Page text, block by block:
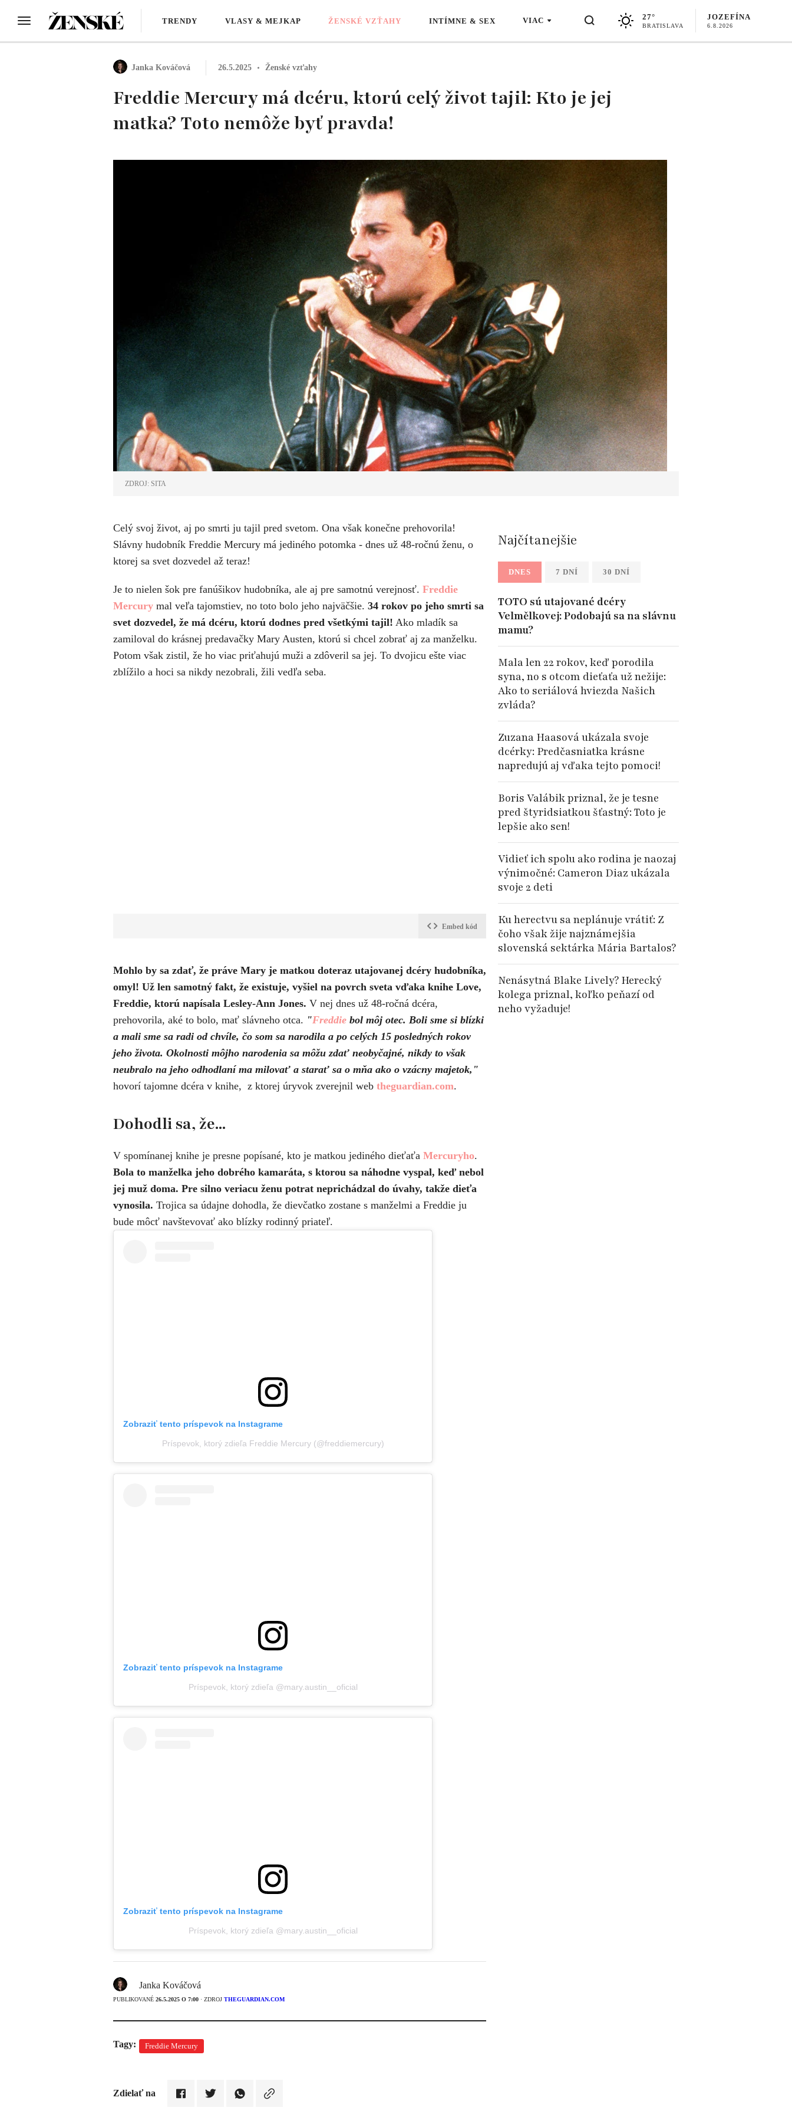
TRENDY VLASY & MEJKAP ŽENSKÉ VZŤAHY INTÍMNE & SEX VIAC 27°
BRATISLAVA
JOZEFÍNA
6.8.2026
Janka Kováčová 26.5.2025 Ženské vzťahy
Freddie Mercury má dcéru, ktorú celý život tajil: Kto je jej
matka? Toto nemôže byť pravda!
ZDROJ: SITA
Celý svoj život, aj po smrti ju tajil pred svetom. Ona však konečne prehovorila!
Slávny hudobník Freddie Mercury má jediného potomka - dnes už 48-ročnú ženu, o
ktorej sa svet dozvedel až teraz!
Je to nielen šok pre fanúšikov hudobníka, ale aj pre samotnú verejnosť. Freddie
Mercury mal veľa tajomstiev, no toto bolo jeho najväčšie. 34 rokov po jeho smrti sa
svet dozvedel, že má dcéru, ktorú dodnes pred všetkými tajil! Ako mladík sa
zamiloval do krásnej predavačky Mary Austen, ktorú si chcel zobrať aj za manželku.
Potom však zistil, že ho viac priťahujú muži a zdôveril sa jej. To dvojicu ešte viac
zblížilo a hoci sa nikdy nezobrali, žili vedľa seba.
Embed kód
​Mohlo by sa zdať, že práve Mary je matkou doteraz utajovanej dcéry hudobníka,
omyl! Už len samotný fakt, že existuje, vyšiel na povrch sveta vďaka knihe Love,
Freddie, ktorú napísala Lesley-Ann Jones. V nej dnes už 48-ročná dcéra,
prehovorila, aké to bolo, mať slávneho otca. "Freddie bol môj otec. Boli sme si blízki
a mali sme sa radi od chvíle, čo som sa narodila a po celých 15 posledných rokov
jeho života. Okolnosti môjho narodenia sa môžu zdať neobyčajné, nikdy to však
neubralo na jeho odhodlaní ma milovať a starať sa o mňa ako o vzácny majetok,"
hovorí tajomne dcéra v knihe, z ktorej úryvok zverejnil web theguardian.com.
Dohodli sa, že...
V spomínanej knihe je presne popísané, kto je matkou jediného dieťaťa Mercuryho.
Bola to manželka jeho dobrého kamaráta, s ktorou sa náhodne vyspal, keď nebol
jej muž doma. Pre silno veriacu ženu potrat neprichádzal do úvahy, takže dieťa
vynosila. Trojica sa údajne dohodla, že dievčatko zostane s manželmi a Freddie ju
bude môcť navštevovať ako blízky rodinný priateľ.
Zobraziť tento príspevok na Instagrame
Príspevok, ktorý zdieľa Freddie Mercury (@freddiemercury)
Zobraziť tento príspevok na Instagrame
Príspevok, ktorý zdieľa @mary.austin__oficial
Zobraziť tento príspevok na Instagrame
Príspevok, ktorý zdieľa @mary.austin__oficial
Janka Kováčová
PUBLIKOVANÉ 26.5.2025 O 7:00 · ZDROJ THEGUARDIAN.COM
Tagy: Freddie Mercury
Zdielať na
Najčítanejšie
DNES 7 DNÍ 30 DNÍ
TOTO sú utajované dcéry
Velmělkovej: Podobajú sa na slávnu
mamu?
Mala len 22 rokov, keď porodila
syna, no s otcom dieťaťa už nežije:
Ako to seriálová hviezda Našich
zvláda?
Zuzana Haasová ukázala svoje
dcérky: Predčasniatka krásne
napredujú aj vďaka tejto pomoci!
Boris Valábik priznal, že je tesne
pred štyridsiatkou šťastný: Toto je
lepšie ako sen!
Vidieť ich spolu ako rodina je naozaj
výnimočné: Cameron Diaz ukázala
svoje 2 deti
Ku herectvu sa neplánuje vrátiť: Z
čoho však žije najznámejšia
slovenská sektárka Mária Bartalos?
Nenásytná Blake Lively? Herecký
kolega priznal, koľko peňazí od
neho vyžaduje!